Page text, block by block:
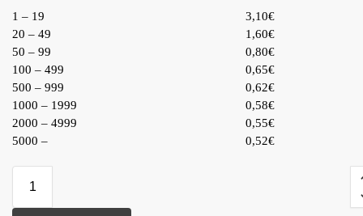
1 – 19
3,10€
20 – 49
1,60€
50 – 99
0,80€
100 – 499
0,65€
500 – 999
0,62€
1000 – 1999
0,58€
2000 – 4999
0,55€
5000 –
0,52€